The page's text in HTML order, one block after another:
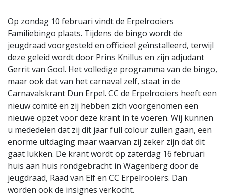
Op zondag 10 februari vindt de Erpelrooiers
Familiebingo plaats. Tijdens de bingo wordt de
jeugdraad voorgesteld en officieel geïnstalleerd, terwijl
deze geleid wordt door Prins Knillus en zijn adjudant
Gerrit van Gool. Het volledige programma van de bingo,
maar ook dat van het carnaval zelf, staat in de
Carnavalskrant Dun Erpel. CC de Erpelrooiers heeft een
nieuw comité en zij hebben zich voorgenomen een
nieuwe opzet voor deze krant in te voeren. Wij kunnen
u mededelen dat zij dit jaar full colour zullen gaan, een
enorme uitdaging maar waarvan zij zeker zijn dat dit
gaat lukken. De krant wordt op zaterdag 16 februari
huis aan huis rondgebracht in Wagenberg door de
jeugdraad, Raad van Elf en CC Erpelrooiers. Dan
worden ook de insignes verkocht.